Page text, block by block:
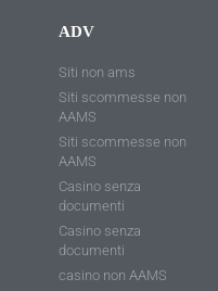
ADV
Siti non ams
Siti scommesse non
AAMS
Siti scommesse non
AAMS
Casino senza
documenti
Casino senza
documenti
casino non AAMS